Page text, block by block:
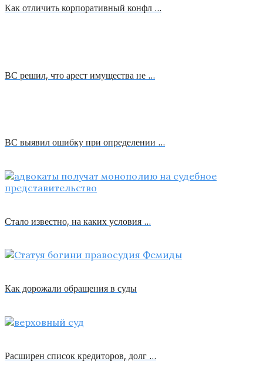
Как отличить корпоративный конфл …
ВС решил, что арест имущества не …
ВС выявил ошибку при определении …
Стало известно, на каких условия …
Как дорожали обращения в суды
Расширен список кредиторов, долг …